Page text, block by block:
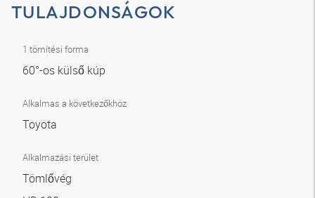
TULAJDONSÁGOK
1 tömítési forma
60°-os külső kúp
Alkalmas a következőkhöz
Toyota
Alkalmazási terület
Tömlővég